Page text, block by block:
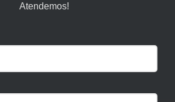
Atendemos!